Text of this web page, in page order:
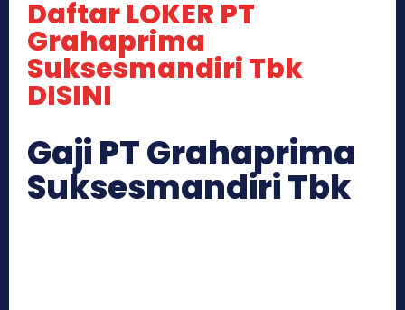
Daftar LOKER PT
Grahaprima
Suksesmandiri Tbk
DISINI
Gaji PT Grahaprima
Suksesmandiri Tbk